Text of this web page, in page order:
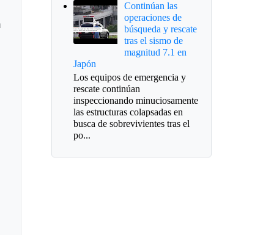
Continúan las
operaciones de
búsqueda y rescate
tras el sismo de
magnitud 7.1 en
Japón
Los equipos de emergencia y
rescate continúan
inspeccionando minuciosamente
las estructuras colapsadas en
busca de sobrevivientes tras el
po...